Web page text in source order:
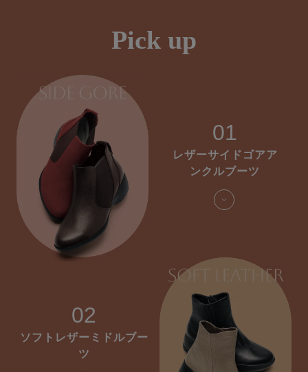
Pick up
01
レザーサイドゴアア
ンクルブーツ
02
ソフトレザーミドルブー
ツ